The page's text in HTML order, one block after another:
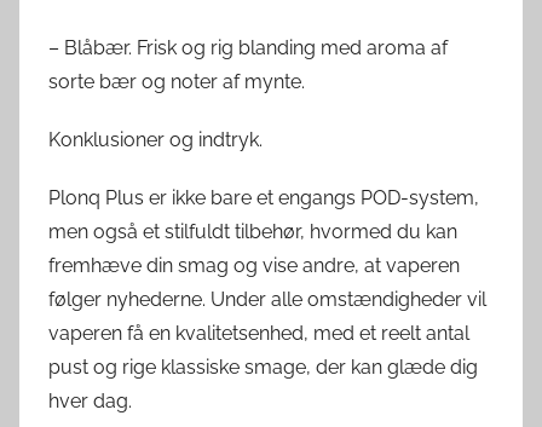
– Blåbær. Frisk og rig blanding med aroma af
sorte bær og noter af mynte.
Konklusioner og indtryk.
Plonq Plus er ikke bare et engangs POD-system,
men også et stilfuldt tilbehør, hvormed du kan
fremhæve din smag og vise andre, at vaperen
følger nyhederne. Under alle omstændigheder vil
vaperen få en kvalitetsenhed, med et reelt antal
pust og rige klassiske smage, der kan glæde dig
hver dag.